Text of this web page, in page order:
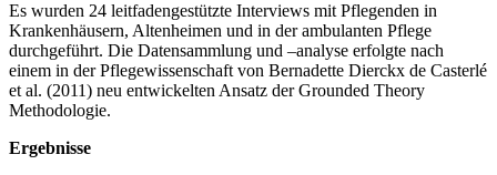
Es wurden 24 leitfadengestützte Interviews mit Pflegenden in
Krankenhäusern, Altenheimen und in der ambulanten Pflege
durchgeführt. Die Datensammlung und –analyse erfolgte nach
einem in der Pflegewissenschaft von Bernadette Dierckx de Casterlé
et al. (2011) neu entwickelten Ansatz der Grounded Theory
Methodologie.
Ergebnisse